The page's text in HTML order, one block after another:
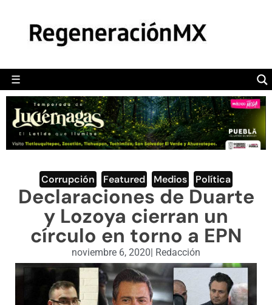
☰
POLÍTICA
CAMALEÓN
OPINIÓN
DEPORTES
ENGLISH SECTION
VIDEOS
Corrupción Featured Medios Política
Declaraciones de Duarte
y Lozoya cierran un
círculo en torno a EPN
noviembre 6, 2020| Redacción